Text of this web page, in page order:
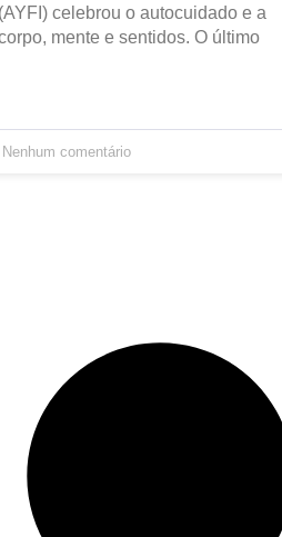
celebrou o autocuidado e a
mente e sentidos. O último
Nenhum comentário